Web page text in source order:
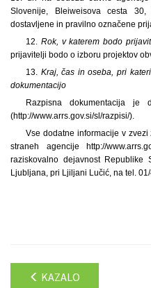
Slovenije, Bleiweisova cesta
dostavljene in pravilno označene
12. Rok, v katerem bodo
prijavitelji bodo o izboru projektov
13. Kraj, čas in oseba, pri
dokumentacijo
Razpisna dokumentacija je
(http://www.arrs.gov.si/sl/razpisi/).
Vse dodatne informacije v
straneh agencije http://
raziskovalno dejavnost Republike
Ljubljana, pri Ljiljani Lučić, na tel.
KAZALO